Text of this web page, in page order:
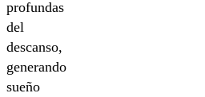
profundas
del
descanso,
generando
sueño